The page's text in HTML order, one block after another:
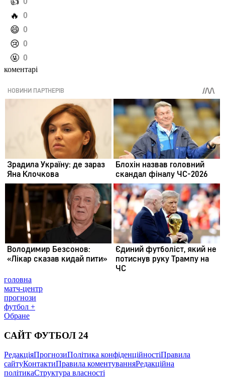
️🔥 0
️😄 0
️😢 0
️🤬 0
коментарі
головна
матч-центр
прогнози
футбол +
Обране
САЙТ ФУТБОЛ 24
РедакціяПрогнозиПолітика конфіденційностіПравила
сайтуКонтактиПравила коментуванняРедакційна
політикаСтруктура власності